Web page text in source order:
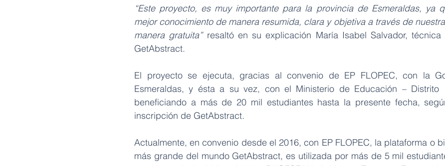
“Este proyecto, es muy importante para la provincia de Esmeraldas, ya
mejor conocimiento de manera resumida, clara y objetiva a través de
manera gratuita” resaltó en su explicación María Isabel Salvador, técnica
GetAbstract.
El proyecto se ejecuta, gracias al convenio de EP FLOPEC, con la
Esmeraldas, y ésta a su vez, con el Ministerio de Educación – Distrito
beneficiando a más de 20 mil estudiantes hasta la presente fecha,
inscripción de GetAbstract.
Actualmente, en convenio desde el 2016, con EP FLOPEC, la plataforma o
más grande del mundo GetAbstract, es utilizada por más de 5 mil